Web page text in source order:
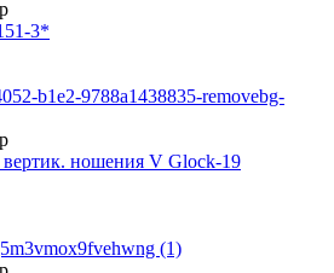
3*
вертик. ношения V Glock-19